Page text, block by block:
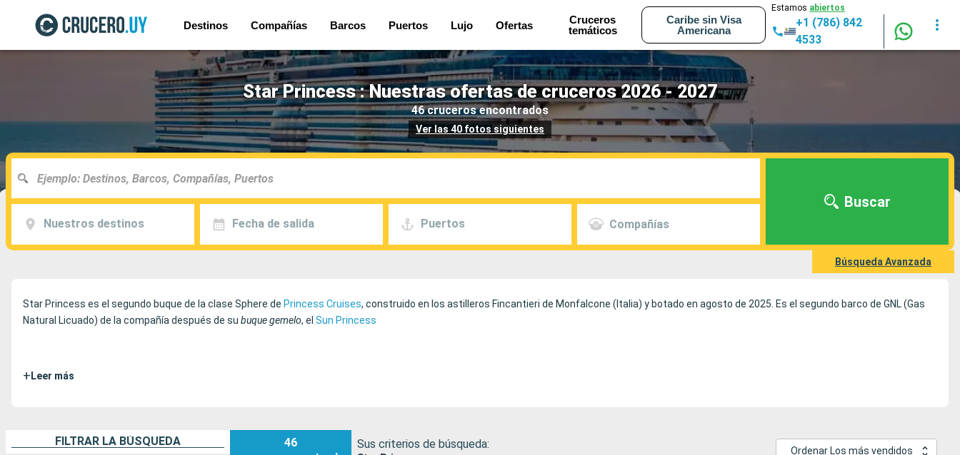
Destinos Compañías Barcos Puertos Lujo Ofertas
Cruceros
temáticos
Caribe sin Visa
Americana
Estamos abiertos
+1 (786) 842
4533
Star Princess : Nuestras ofertas de cruceros 2026 - 2027
46 cruceros encontrados
Ver las 40 fotos siguientes
Nuestros destinos Fecha de salida Puertos Compañías
Buscar
Búsqueda Avanzada
Star Princess es el segundo buque de la clase Sphere de Princess Cruises, construido en los astilleros Fincantieri de Monfalcone (Italia) y botado en agosto de 2025. Es el segundo barco de GNL (Gas
Natural Licuado) de la compañía después de su buque gemelo, el Sun Princess
+ Leer más
FILTRAR LA BÚSQUEDA
46
Sus criterios de búsqueda:
Ordenar Los más vendidos